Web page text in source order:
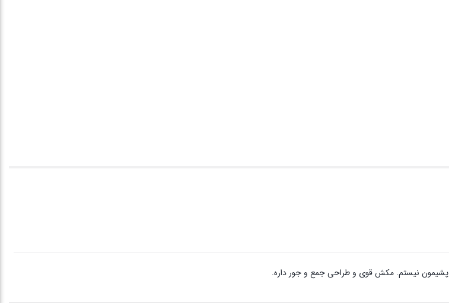
نیستم. مکش قوی و طراحی جمع و جور داره.